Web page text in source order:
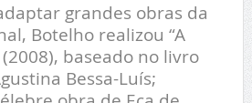
grandes obras da
Botelho realizou “A
baseado no livro
Bessa-Luís;